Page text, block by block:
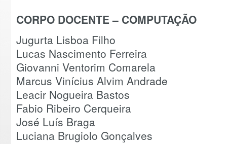
CORPO DOCENTE – COMPUTAÇÃO
Jugurta Lisboa Filho
Lucas Nascimento Ferreira
Giovanni Ventorim Comarela
Marcus Vinícius Alvim Andrade
Leacir Nogueira Bastos
Fabio Ribeiro Cerqueira
José Luís Braga
Luciana Brugiolo Gonçalves